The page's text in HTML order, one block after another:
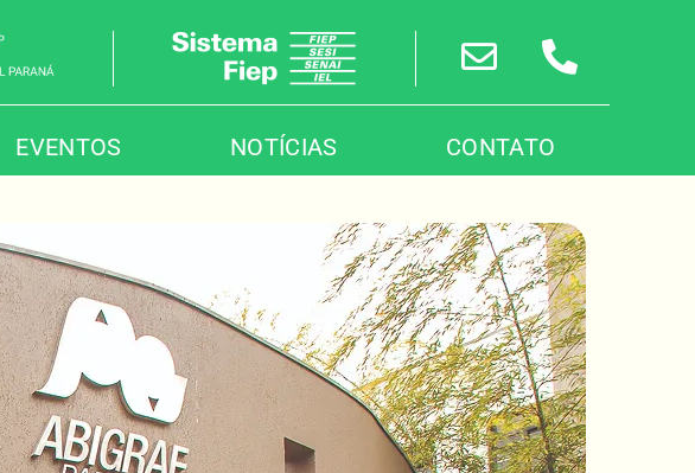
EVENTOS NOTÍCIAS CONTATO